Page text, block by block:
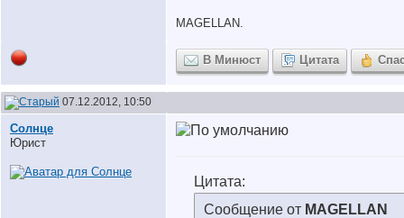
MAGELLAN.
В Минюст Цитата
07.12.2012, 10:50
Солнце
Юрист
Цитата:
Сообщение от MAGELLAN